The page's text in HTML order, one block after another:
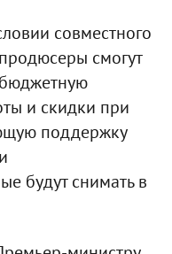
совместного
смогут
и скидки при
поддержку
будут снимать в